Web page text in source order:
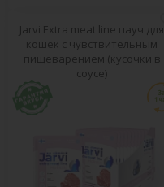
Jarvi Extra meat line пауч для
кошек с чувствительным
пищеварением (кусочки в
соусе)